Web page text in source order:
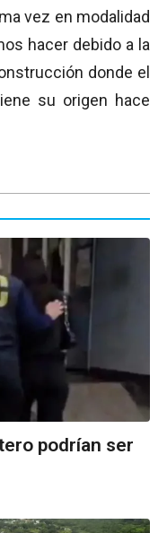
vez en modalidad
hacer debido a la
donde el
su origen hace
podrían ser